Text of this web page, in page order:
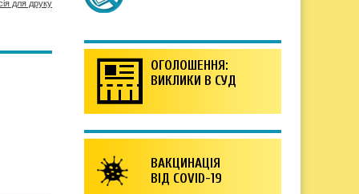
для друку
ОГОЛОШЕННЯ:
ВИКЛИКИ В СУД
ВАКЦИНАЦІЯ
ВІД COVID-19